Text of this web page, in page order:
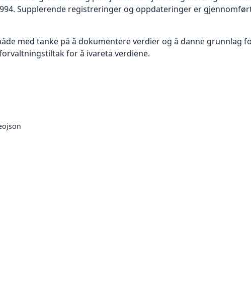
Supplerende registreringer og oppdateringer er
med tanke på å dokumentere verdier og å danne grunnlag
for å ivareta verdiene.